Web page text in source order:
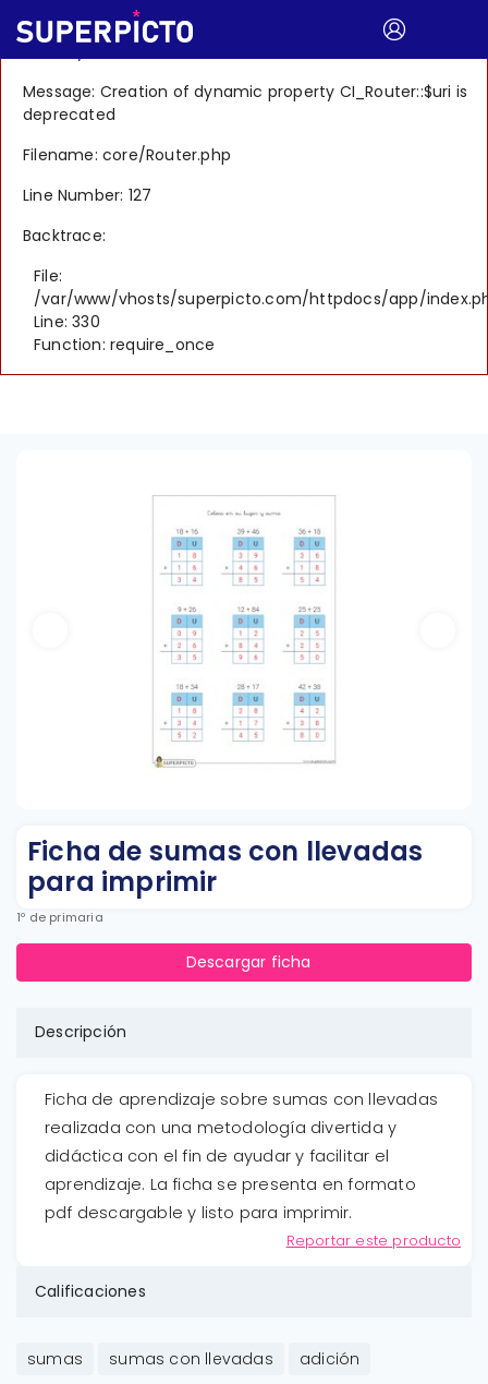
A PHP Error was encountered
Message: Creation of dynamic property CI_Router::$uri is
deprecated
Filename: core/Router.php
Line Number: 127
Backtrace:
File:
/var/www/vhosts/superpicto.com/httpdocs/app/
Line: 330
Function: require_once
Ficha de sumas con llevadas
para imprimir
1º de primaria
Descargar ficha
Descripción
Ficha de aprendizaje sobre sumas con llevadas
realizada con una metodología divertida y
didáctica con el fin de ayudar y facilitar el
aprendizaje. La ficha se presenta en formato
pdf descargable y listo para imprimir.
Reportar este producto
Calificaciones
sumas sumas con llevadas adición